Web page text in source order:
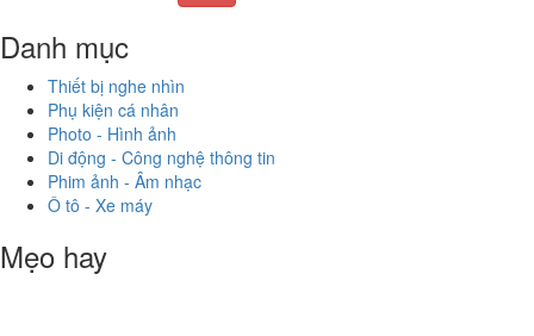
Danh mục
Thiết bị nghe nhìn
Phụ kiện cá nhân
Photo - Hình ảnh
Di động - Công nghệ thông tin
Phim ảnh - Âm nhạc
Ô tô - Xe máy
Mẹo hay